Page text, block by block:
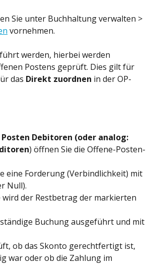
Sie unter Buchhaltung verwalten >
vornehmen.
werden, hierbei werden
Postens geprüft. Dies gilt für
das Direkt zuordnen in der OP-
Debitoren (oder analog:
) öffnen Sie die Offene-Posten-
eine Forderung (Verbindlichkeit) mit
Null).
wird der Restbetrag der markierten
Buchung ausgeführt und mit
ob das Skonto gerechtfertigt ist,
war oder ob die Zahlung im